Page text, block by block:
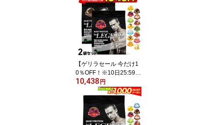
【ゲリラセール 今だけ1
0％OFF！※10日25:59
迄】【LINE登録で最大1
000円OFF】プロテイン
ビーレジェンド ホエイプ
ロテイン 女性 男性 WPC
チョコ ベリー バナナ メ
10,438円